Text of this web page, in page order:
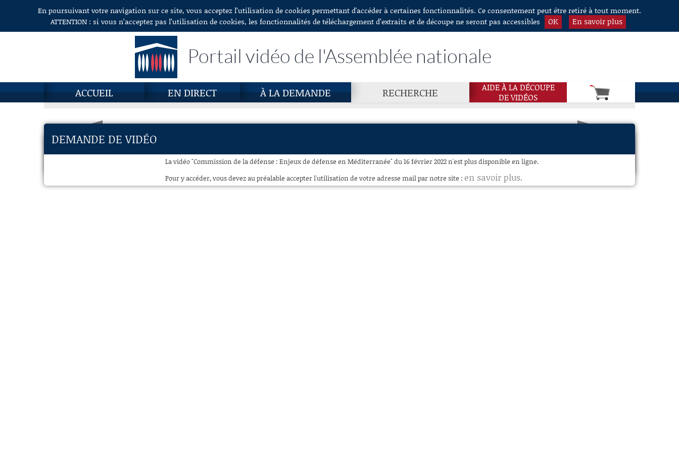
Aller au contenuEn poursuivant votre navigation sur ce site, vous acceptez l’utilisation de cookies permettant d'accéder à certaines fonctionnalités. Ce consentement peut être retiré à tout moment.
ATTENTION : si vous n’acceptez pas l’utilisation de cookies, les fonctionnalités de téléchargement d’extraits et de découpe ne seront pas accessibles
OK En savoir plus
Portail vidéo de l'Assemblée nationale
ACCUEIL EN DIRECT À LA DEMANDE RECHERCHE
AIDE À LA DÉCOUPE
DE VIDÉOS
DEMANDE DE VIDÉO
La vidéo "Commission de la défense : Enjeux de défense en Méditerranée" du 16 février 2022 n'est plus disponible en ligne.
Pour y accéder, vous devez au préalable accepter l'utilisation de votre adresse mail par notre site : en savoir plus.